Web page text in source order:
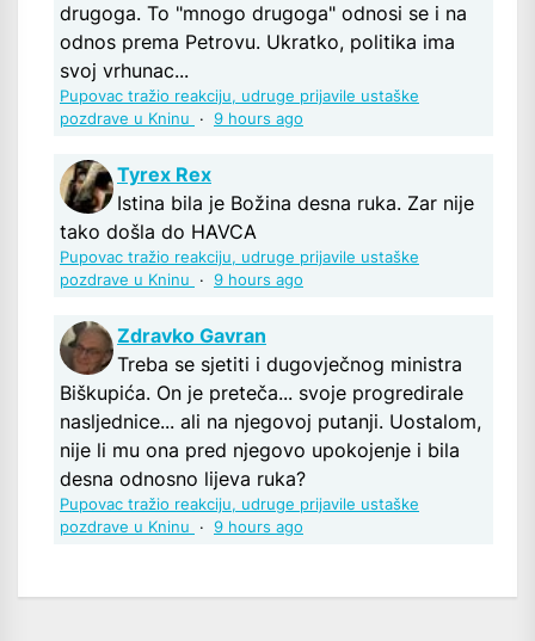
drugoga. To "mnogo drugoga" odnosi se i na
odnos prema Petrovu. Ukratko, politika ima
svoj vrhunac...
Pupovac tražio reakciju, udruge prijavile ustaške
pozdrave u Kninu
· 9 hours ago
Tyrex Rex
Istina bila je Božina desna ruka. Zar nije
tako došla do HAVCA
Pupovac tražio reakciju, udruge prijavile ustaške
pozdrave u Kninu
· 9 hours ago
Zdravko Gavran
Treba se sjetiti i dugovječnog ministra
Biškupića. On je preteča... svoje progredirale
nasljednice... ali na njegovoj putanji. Uostalom,
nije li mu ona pred njegovo upokojenje i bila
desna odnosno lijeva ruka?
Pupovac tražio reakciju, udruge prijavile ustaške
pozdrave u Kninu
· 9 hours ago